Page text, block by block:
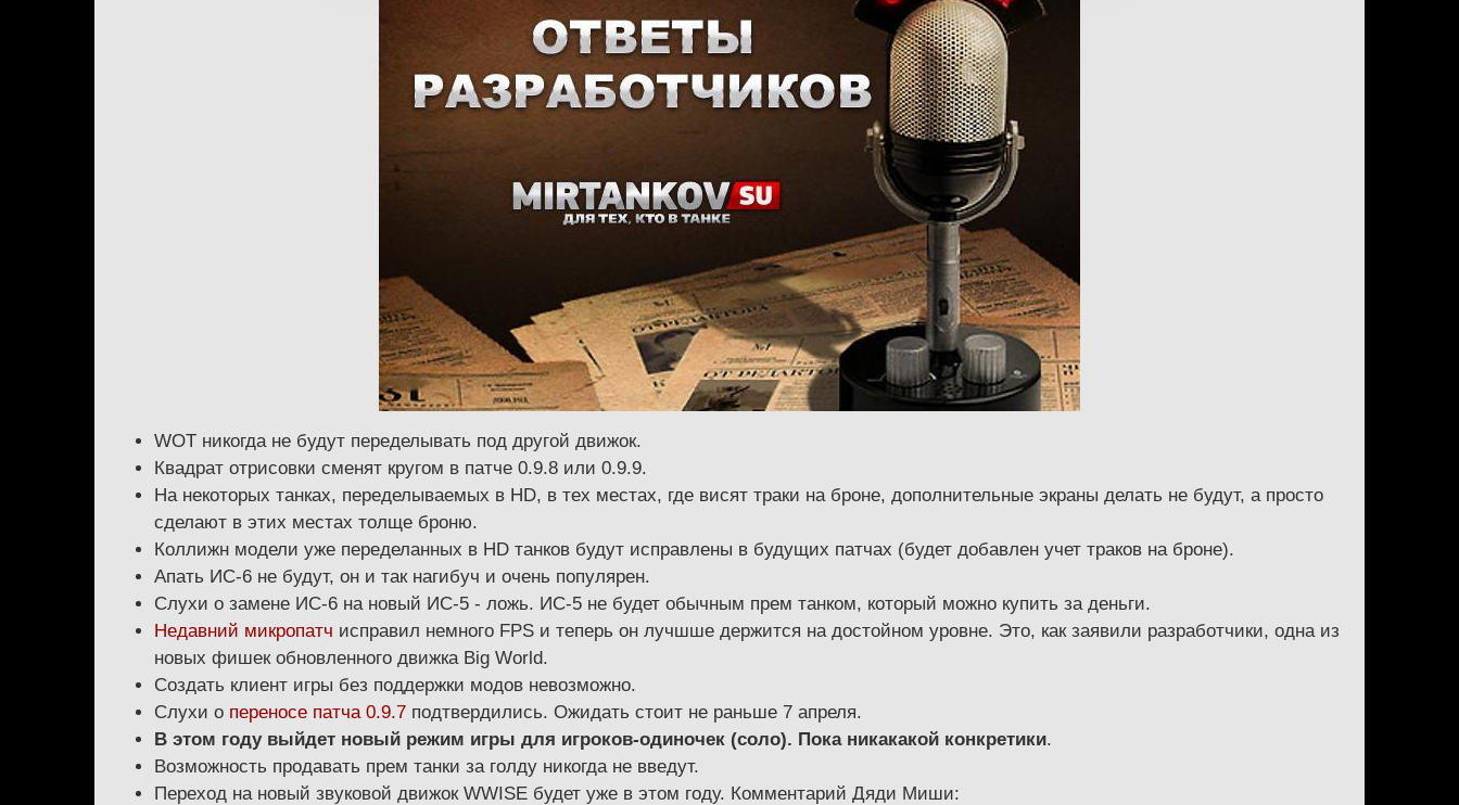
WOT никогда не будут переделывать под другой движок.
Квадрат отрисовки сменят кругом в патче 0.9.8 или 0.9.9.
На некоторых танках, переделываемых в HD, в тех местах, где висят траки на броне, дополнительные экраны делать не будут, а просто
сделают в этих местах толще броню.
Коллижн модели уже переделанных в HD танков будут исправлены в будущих патчах (будет добавлен учет траков на броне).
Апать ИС-6 не будут, он и так нагибуч и очень популярен.
Слухи о замене ИС-6 на новый ИС-5 - ложь. ИС-5 не будет обычным прем танком, который можно купить за деньги.
Недавний микропатч исправил немного FPS и теперь он лучшше держится на достойном уровне. Это, как заявили разработчики, одна из
новых фишек обновленного движка Big World.
Создать клиент игры без поддержки модов невозможно.
Слухи о переносе патча 0.9.7 подтвердились. Ожидать стоит не раньше 7 апреля.
В этом году выйдет новый режим игры для игроков-одиночек (соло). Пока никакакой конкретики.
Возможность продавать прем танки за голду никогда не введут.
Переход на новый звуковой движок WWISE будет уже в этом году. Комментарий Дяди Миши: